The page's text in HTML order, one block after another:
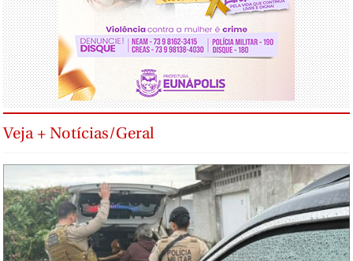
Veja + Notícias/Geral